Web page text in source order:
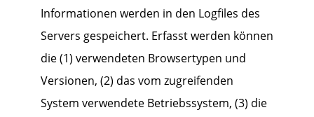
Informationen werden in den Logfiles des
Servers gespeichert. Erfasst werden können
die (1) verwendeten Browsertypen und
Versionen, (2) das vom zugreifenden
System verwendete Betriebssystem, (3) die